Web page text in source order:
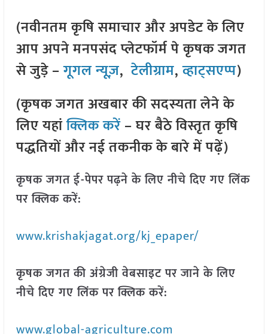
(नवीनतम कृषि समाचार और अपडेट के लिए
आप अपने मनपसंद प्लेटफॉर्म पे कृषक जगत
से जुड़े –गूगल न्यूज़,टेलीग्राम,व्हाट्सएप्प)
(कृषक जगत अखबार की सदस्यता लेने के
लिए यहांक्लिक करें– घर बैठे विस्तृत कृषि
पद्धतियों और नई तकनीक के बारे में पढ़ें)
कृषक जगत ई-पेपर पढ़ने के लिए नीचे दिए गए लिंक
पर क्लिक करें:
www.krishakjagat.org/kj_epaper/
कृषक जगत की अंग्रेजी वेबसाइट पर जाने के लिए
नीचे दिए गए लिंक पर क्लिक करें: